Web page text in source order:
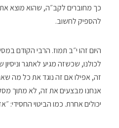
כך מחוברים לקב״ה, שהוא מוצא את
להספיק לחשוב.
היום זהו י״ב תמוז. הרבי הקודם
לכולנו, שכשזה מגיע לאתגר
זה, אפילו אם זה נוגד את כל מה
אנחנו מבצעים את זה, לא מתוך
יכולים אחרת. כמו הביטוי החסידי: